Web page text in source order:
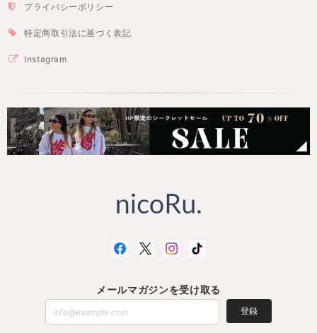
プライバシーポリシー
特定商取引法に基づく表記
Instagram
メールマガジンを受け取る
登録